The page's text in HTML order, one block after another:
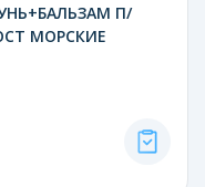
П/
МОРСКИЕ